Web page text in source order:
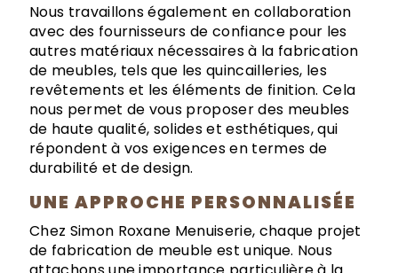
Nous travaillons également en collaboration
avec des fournisseurs de confiance pour les
autres matériaux nécessaires à la fabrication
de meubles, tels que les quincailleries, les
revêtements et les éléments de finition. Cela
nous permet de vous proposer des meubles
de haute qualité, solides et esthétiques, qui
répondent à vos exigences en termes de
durabilité et de design.
UNE APPROCHE PERSONNALISÉE
Chez Simon Roxane Menuiserie, chaque projet
de fabrication de meuble est unique. Nous